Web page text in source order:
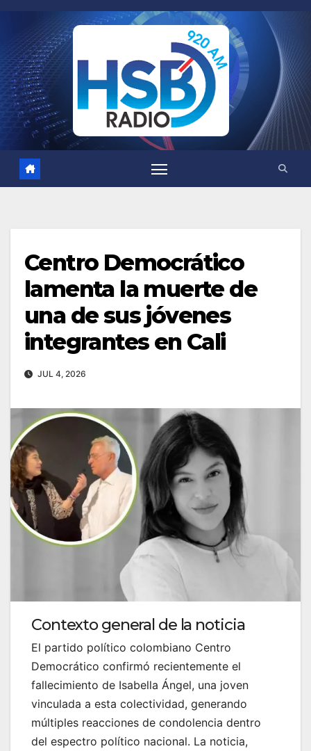
contenido
Centro Democrático
lamenta la muerte de
una de sus jóvenes
integrantes en Cali
JUL 4, 2026
Contexto general de la noticia
El partido político colombiano Centro
Democrático confirmó recientemente el
fallecimiento de Isabella Ángel, una joven
vinculada a esta colectividad, generando
múltiples reacciones de condolencia dentro
del espectro político nacional. La noticia,